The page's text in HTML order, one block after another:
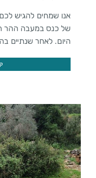
אנו שמחים להגיש
היום. לאחר שנתיים